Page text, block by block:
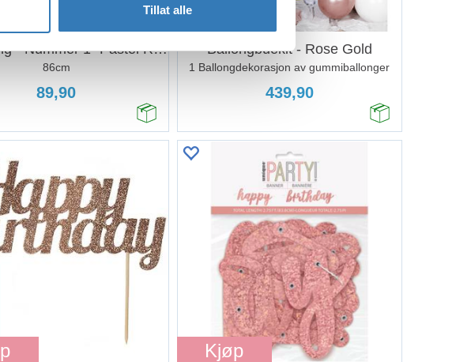
Tillat alle
Tallballong - Nummer 1- Pastel Rosa Matt
86cm
89,90
Ballongbuekit - Rose Gold
1 Ballongdekorasjon av gummiballonger
439,90
Kjøp